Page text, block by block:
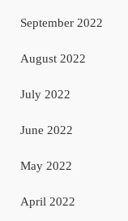
September 2022
August 2022
July 2022
June 2022
May 2022
April 2022